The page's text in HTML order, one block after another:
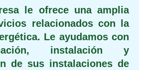
le ofrece una amplia
relacionados con la
Le ayudamos con
instalación y
de sus instalaciones de